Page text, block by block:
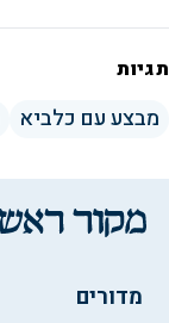
תגיות
מבצע עם כלביא
מדורים